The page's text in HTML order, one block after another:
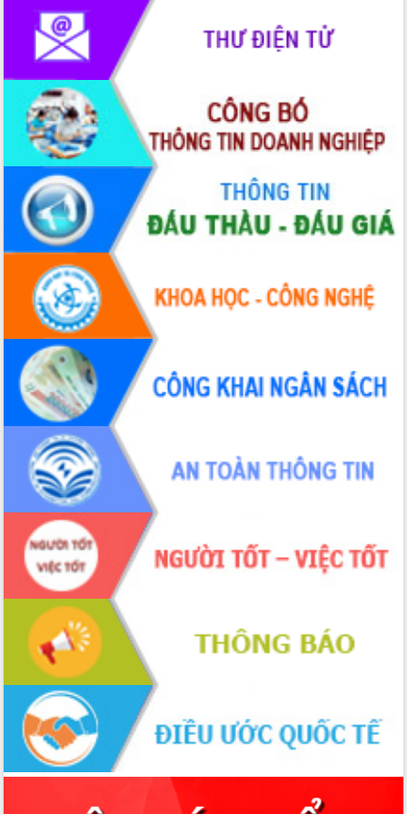
Hội thảo khoa học “Giải pháp thúc đẩy
phát triển nền kinh tế xanh tại tỉnh
Đắk Lắk”
Tăng cường giám sát, đôn đốc thực
hiện nhiệm vụ quản lý tài sản công
hàng tuần
Tháo gỡ những vướng mắc, đẩy mạnh
công tác cải cách thủ tục hành chính
tại Trung tâm Phục vụ hành chính
công tỉnh
Đắk Lắk: Tôn vinh 46 giải pháp tại Hội
thi Sáng tạo Kỹ thuật 2024 - 2025
Đắk Lắk rà soát, điều chỉnh Đề án 190
về phát triển nuôi trồng thủy sản
Phó Chủ tịch UBND tỉnh Đắk Lắk
Trương Công Thái kiểm tra thực địa
Dự án cao tốc Khánh Hòa - Buôn Ma
Thuột
Định vị cà phê Việt Nam như một “di
sản sống” trong dòng chảy toàn cầu
Xây dựng nông thôn mới: Nâng cao đời
sống người dân từ những mô hình thiết
thực
Quyết liệt tháo gỡ vướng mắc, đẩy
nhanh tiến độ các dự án trọng điểm
trong Khu kinh tế Nam Phú Yên
Hòn Yến phát triển du lịch gắn với bảo
tồn biển
Lấy ý kiến điều chỉnh Quy hoạch tỉnh
Đắk Lắk thời kỳ 2021-2030, tầm nhìn
đến năm 2050
Phát động chiến dịch 30 ngày đêm
giải phóng mặt bằng Tuyến đường bộ
ven biển
Đắk Lắk nỗ lực thúc đẩy tăng trưởng
kinh tế từ 10% trở lên trong Quý
II/2026
Đắk Lắk ký kết thỏa thuận hợp tác về
chuyển đổi số giai đoạn 2026 – 2030
với Tập đoàn Bưu chính Viễn thông